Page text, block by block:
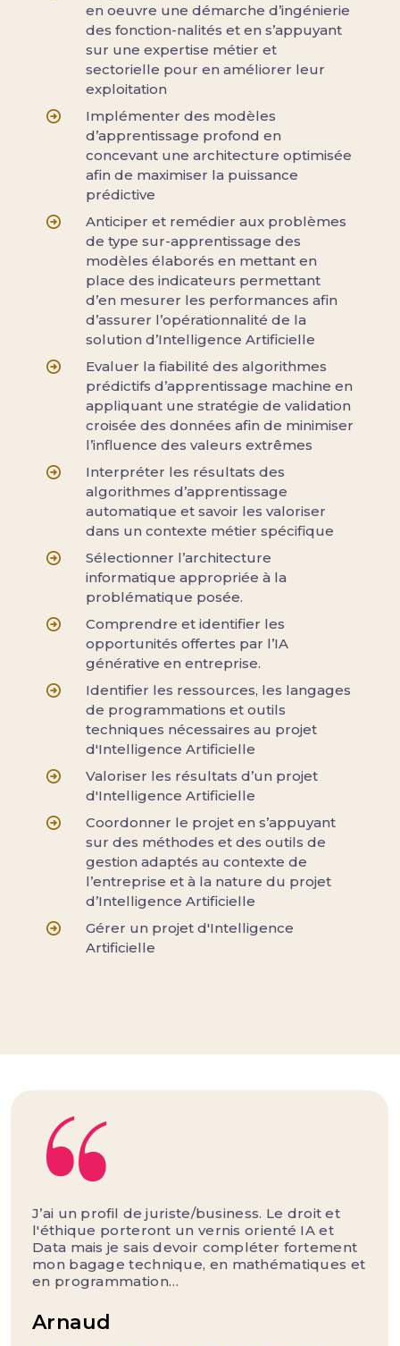
en oeuvre une démarche d’ingénierie
des fonction-nalités et en s’appuyant
sur une expertise métier et
sectorielle pour en améliorer leur
exploitation
Implémenter des modèles
d’apprentissage profond en
concevant une architecture optimisée
afin de maximiser la puissance
prédictive
Anticiper et remédier aux problèmes
de type sur-apprentissage des
modèles élaborés en mettant en
place des indicateurs permettant
d’en mesurer les performances afin
d’assurer l’opérationnalité de la
solution d’Intelligence Artificielle
Evaluer la fiabilité des algorithmes
prédictifs d’apprentissage machine en
appliquant une stratégie de validation
croisée des données afin de minimiser
l’influence des valeurs extrêmes
Interpréter les résultats des
algorithmes d’apprentissage
automatique et savoir les valoriser
dans un contexte métier spécifique
Sélectionner l’architecture
informatique appropriée à la
problématique posée.
Comprendre et identifier les
opportunités offertes par l’IA
générative en entreprise.
Identifier les ressources, les langages
de programmations et outils
techniques nécessaires au projet
d'Intelligence Artificielle
Valoriser les résultats d’un projet
d'Intelligence Artificielle
Coordonner le projet en s’appuyant
sur des méthodes et des outils de
gestion adaptés au contexte de
l’entreprise et à la nature du projet
d’Intelligence Artificielle
Gérer un projet d'Intelligence
Artificielle
J’ai un profil de juriste/business. Le droit et
l'éthique porteront un vernis orienté IA et
Data mais je sais devoir compléter fortement
mon bagage technique, en mathématiques et
en programmation…
Arnaud